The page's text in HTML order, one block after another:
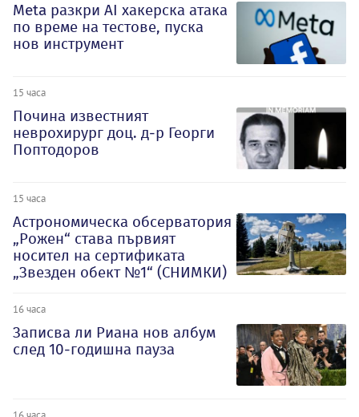
Meta разкри AI хакерска атака
по време на тестове, пуска
нов инструмент
15 часа
Почина известният
неврохирург доц. д-р Георги
Поптодоров
15 часа
Астрономическа обсерватория
„Рожен“ става първият
носител на сертификата
„Звезден обект №1“ (СНИМКИ)
16 часа
Записва ли Риана нов албум
след 10-годишна пауза
16 часа